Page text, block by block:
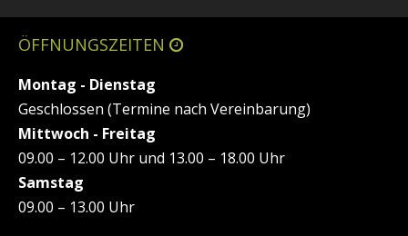
ÖFFNUNGSZEITEN
Montag - Dienstag
Geschlossen (Termine nach Vereinbarung)
Mittwoch - Freitag
09.00 – 12.00 Uhr und 13.00 – 18.00 Uhr
Samstag
09.00 – 13.00 Uhr